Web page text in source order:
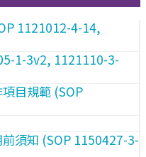
1121012-4-14,
1-3v2, 1121110-3-
目規範 (SOP
須知 (SOP 1150427-3-